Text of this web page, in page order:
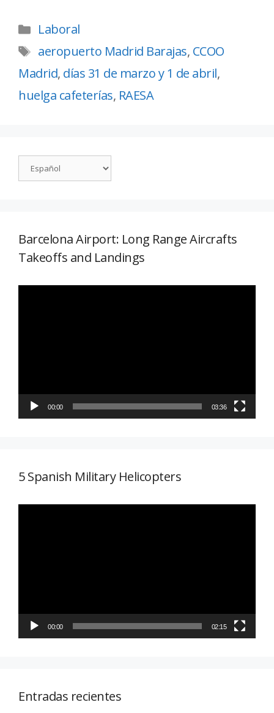
Laboral
aeropuerto Madrid Barajas, CCOO
Madrid, días 31 de marzo y 1 de abril,
huelga cafeterías, RAESA
Barcelona Airport: Long Range Aircrafts
Takeoffs and Landings
00:00 03:36
5 Spanish Military Helicopters
00:00 02:15
Entradas recientes